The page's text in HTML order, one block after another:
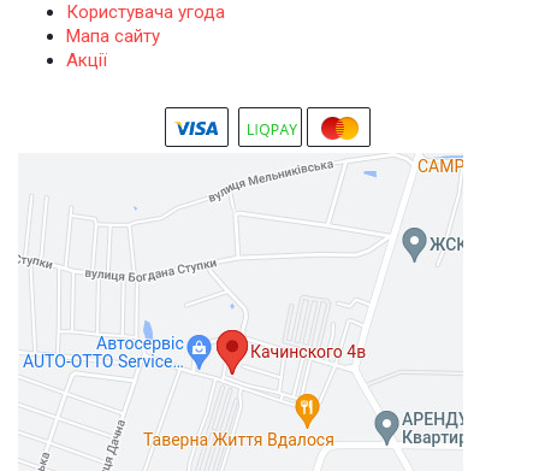
Користувача угода
Мапа сайту
Акції